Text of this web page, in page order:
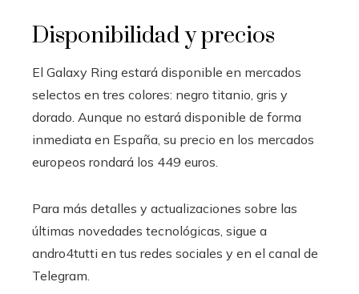
Disponibilidad y precios
El Galaxy Ring estará disponible en mercados
selectos en tres colores: negro titanio, gris y
dorado. Aunque no estará disponible de forma
inmediata en España, su precio en los mercados
europeos rondará los 449 euros.
Para más detalles y actualizaciones sobre las
últimas novedades tecnológicas, sigue a
andro4tutti en tus redes sociales y en el canal de
Telegram.